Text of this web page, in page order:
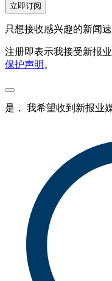
立即订阅
只想接收感兴趣的新闻
注册即表示我接受新报
保护声明 。
是， 我希望收到新报业